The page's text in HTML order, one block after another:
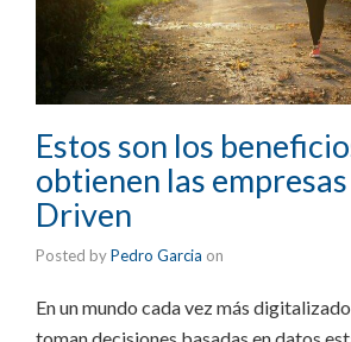
Estos son los
obtienen las
Driven
Posted byPedro Garcia on
En un mundo cada vez más